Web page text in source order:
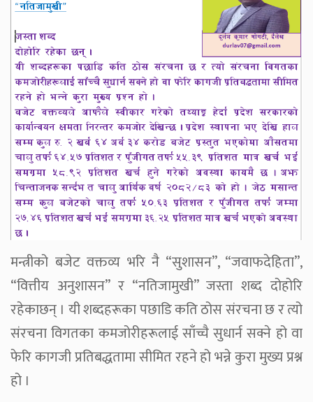
मन्त्रीको बजेट वक्तव्य भरि नै “सुशासन”, “जवाफदेहिता”,
“वित्तीय अनुशासन” र “नतिजामुखी” जस्ता शब्द दोहोरि
रहेकाछन् । यी शब्दहरूका पछाडि कति ठोस संरचना छ र त्यो
संरचना विगतका कमजोरीहरूलाई साँच्चै सुधार्न सक्ने हो वा
फेरि कागजी प्रतिबद्धतामा सीमित रहने हो भन्ने कुरा मुख्य प्रश्न
हो ।